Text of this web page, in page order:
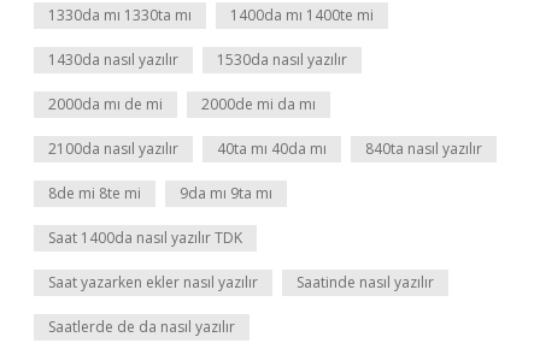
1330da mı 1330ta mı 1400da mı 1400te mi
1430da nasıl yazılır 1530da nasıl yazılır
2000da mı de mi 2000de mi da mı
2100da nasıl yazılır 40ta mı 40da mı 840ta nasıl yazılır
8de mi 8te mi 9da mı 9ta mı
Saat 1400da nasıl yazılır TDK
Saat yazarken ekler nasıl yazılır Saatinde nasıl yazılır
Saatlerde de da nasıl yazılır